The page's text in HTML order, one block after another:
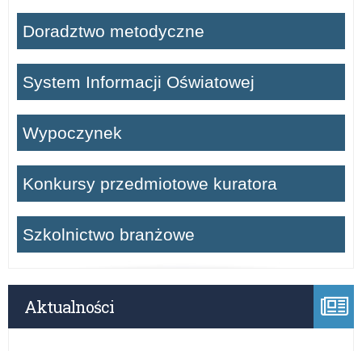
Doradztwo metodyczne
System Informacji Oświatowej
Wypoczynek
Konkursy przedmiotowe kuratora
Szkolnictwo branżowe
Aktualności